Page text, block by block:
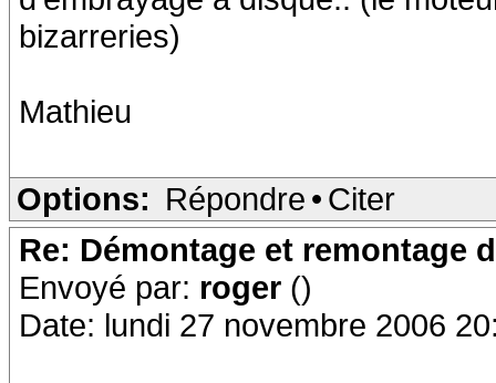
bizarreries)
Mathieu
Options: Répondre • Citer
Re: Démontage et remontage
Envoyé par: roger ()
Date: lundi 27 novembre 2006